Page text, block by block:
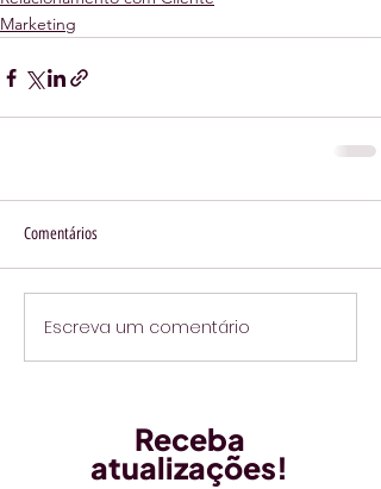
Marketing
Comentários
Escreva um comentário
Receba
atualizações!